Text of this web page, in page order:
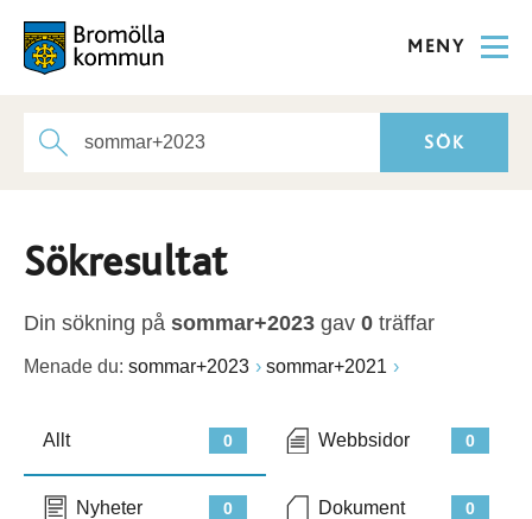
MENY
Sökresultat
Din sökning på sommar+2023 gav 0 träffar
Menade du: sommar+2023 sommar+2021
0
Allt 0
Webbsidor
0
Nyheter 0
Dokument